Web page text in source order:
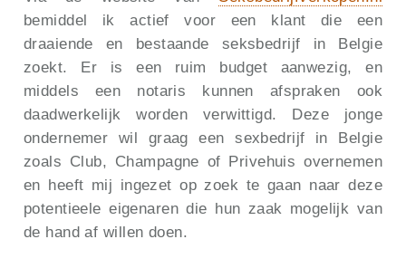
bemiddel ik actief voor een klant die een
draaiende en bestaande seksbedrijf in Belgie
zoekt. Er is een ruim budget aanwezig, en
middels een notaris kunnen afspraken ook
daadwerkelijk worden verwittigd. Deze jonge
ondernemer wil graag een sexbedrijf in Belgie
zoals Club, Champagne of Privehuis overnemen
en heeft mij ingezet op zoek te gaan naar deze
potentieele eigenaren die hun zaak mogelijk van
de hand af willen doen.